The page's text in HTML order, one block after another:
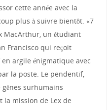
cette année avec la
plus à suivre bientôt. «7
MacArthur, un étudiant
Francisco qui reçoit
argile énigmatique avec
la poste. Le pendentif,
surhumains
la mission de Lex de